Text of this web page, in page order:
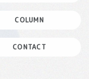
COLUMN
CONTACT